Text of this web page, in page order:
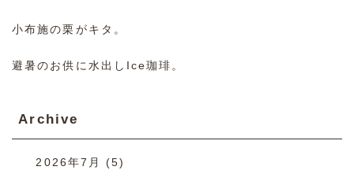
小布施の栗がキタ。
避暑のお供に水出しIce珈琲。
Archive
2026年7月 (5)